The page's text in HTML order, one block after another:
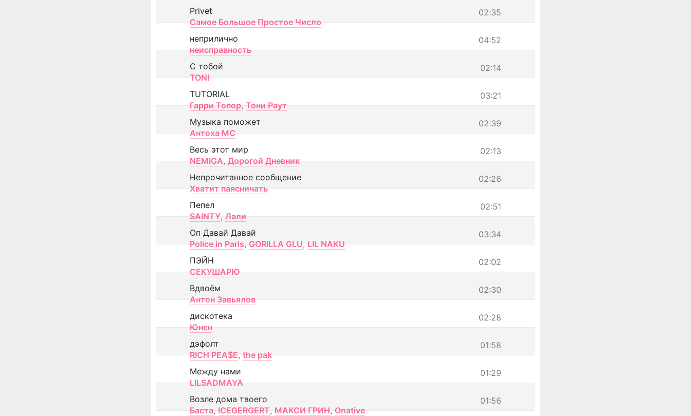
02:35
Privet
Самое Большое Простое Число
04:52
неприлично
неисправность
02:14
С тобой
TONI
03:21
TUTORIAL
Гарри Топор, Тони Раут
02:39
Музыка поможет
Антоха МС
02:13
Весь этот мир
NEMIGA, Дорогой Дневник
02:26
Непрочитанное сообщение
Хватит паясничать
02:51
Пепел
SAINTY, Лали
03:34
Оп Давай Давай
Police in Paris, GORILLA GLU, LIL NAKU
02:02
ПЭЙН
СЕКУШАРЮ
02:30
Вдвоём
Антон Завьялов
02:28
дискотека
Юнсн
01:58
дэфолт
RICH PEA$E, the pak
01:29
Между нами
LILSADMAYA
01:56
Возле дома твоего
Баста, ICEGERGERT, МАКСИ ГРИН, Onative